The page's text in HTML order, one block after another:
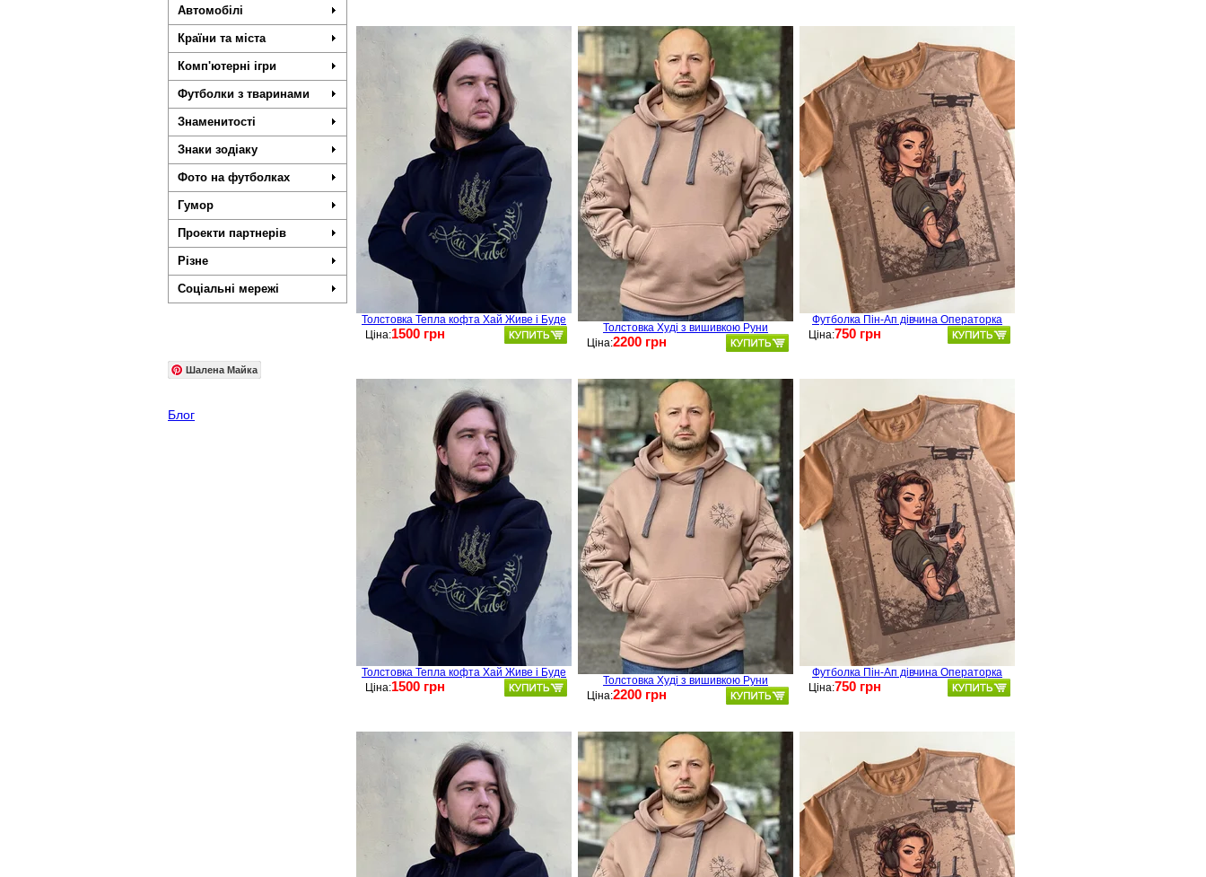
Автомобілі
Країни та міста
Комп'ютерні ігри
Футболки з тваринами
Знаменитості
Знаки зодіаку
Фото на футболках
Гумор
Проекти партнерів
Різне
Соціальні мережі
Шалена Майка
Блог
Толстовка Тепла кофта Хай Живе і Буде
Ціна:1500 грн
Толстовка Худі з вишивкою Руни
Ціна:2200 грн
Футболка Пін-Ап дівчина Операторка
Ціна:750 грн
Толстовка Тепла кофта Хай Живе і Буде
Ціна:1500 грн
Толстовка Худі з вишивкою Руни
Ціна:2200 грн
Футболка Пін-Ап дівчина Операторка
Ціна:750 грн